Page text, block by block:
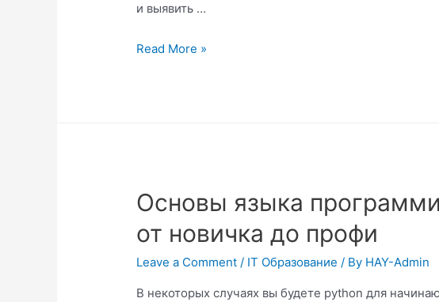
и выявить …
Read More »
Основы языка
от новичка до профи
Leave a Comment / IT Образование / By HAY-Admin
В некоторых случаях вы будете python для